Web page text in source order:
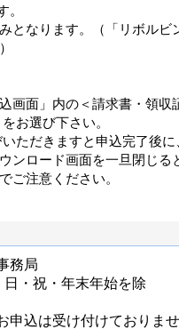
。
となります。（「リボルビ
画面」内の＜請求書・領収
お選び下さい。
いただきますと申込完了後
ンロード画面を一旦閉じる
ご注意ください。
務局
・祝・年末年始を除
申込は受け付けておりま